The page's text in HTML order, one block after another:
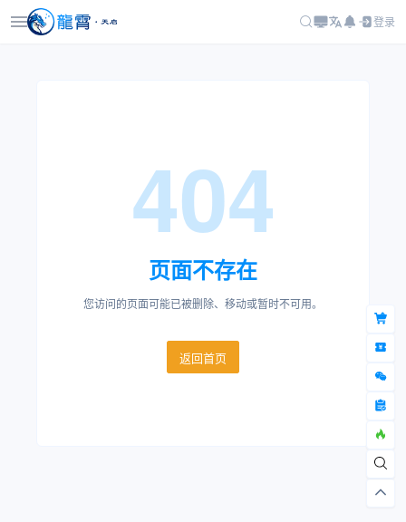
登录
404
页面不存在
您访问的页面可能已被删除、移动或暂时不可用。
返回首页